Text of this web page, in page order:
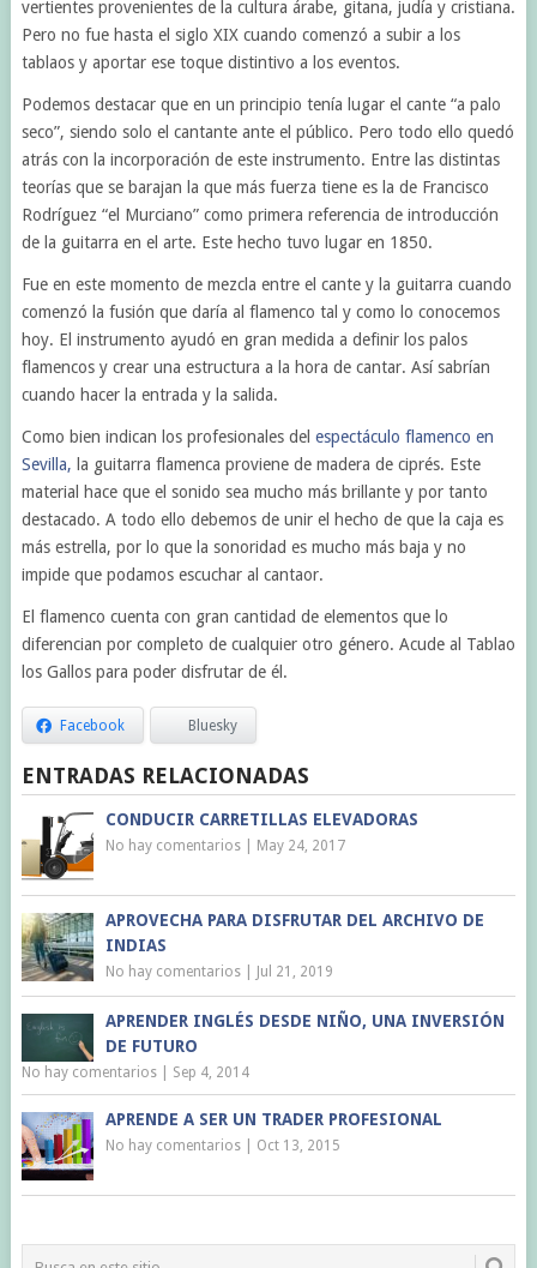
vertientes provenientes de la cultura árabe, gitana, judía y cristiana.
Pero no fue hasta el siglo XIX cuando comenzó a subir a los
tablaos y aportar ese toque distintivo a los eventos.
Podemos destacar que en un principio tenía lugar el cante “a palo
seco”, siendo solo el cantante ante el público. Pero todo ello quedó
atrás con la incorporación de este instrumento. Entre las distintas
teorías que se barajan la que más fuerza tiene es la de Francisco
Rodríguez “el Murciano” como primera referencia de introducción
de la guitarra en el arte. Este hecho tuvo lugar en 1850.
Fue en este momento de mezcla entre el cante y la guitarra cuando
comenzó la fusión que daría al flamenco tal y como lo conocemos
hoy. El instrumento ayudó en gran medida a definir los palos
flamencos y crear una estructura a la hora de cantar. Así sabrían
cuando hacer la entrada y la salida.
Como bien indican los profesionales del espectáculo flamenco en
Sevilla, la guitarra flamenca proviene de madera de ciprés. Este
material hace que el sonido sea mucho más brillante y por tanto
destacado. A todo ello debemos de unir el hecho de que la caja es
más estrella, por lo que la sonoridad es mucho más baja y no
impide que podamos escuchar al cantaor.
El flamenco cuenta con gran cantidad de elementos que lo
diferencian por completo de cualquier otro género. Acude al Tablao
los Gallos para poder disfrutar de él.
Facebook Bluesky
ENTRADAS RELACIONADAS
CONDUCIR CARRETILLAS ELEVADORAS
No hay comentarios| May 24, 2017
APROVECHA PARA DISFRUTAR DEL ARCHIVO DE
INDIAS
No hay comentarios| Jul 21, 2019
APRENDER INGLÉS DESDE NIÑO, UNA INVERSIÓN
DE FUTURO
No hay comentarios| Sep 4, 2014
APRENDE A SER UN TRADER PROFESIONAL
No hay comentarios| Oct 13, 2015